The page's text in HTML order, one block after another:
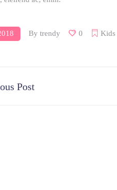
By trendy 0 Kids
Post